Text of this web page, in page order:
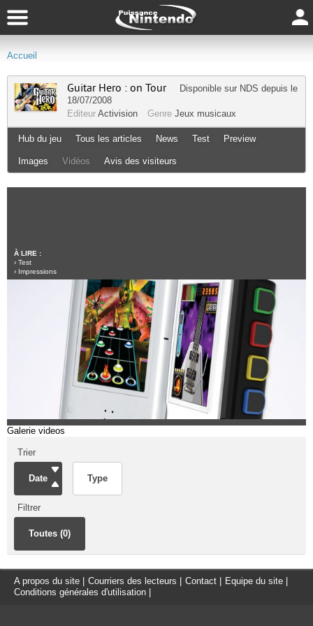
Accueil
Guitar Hero : on Tour Disponible sur NDS depuis le
18/07/2008
Editeur Activision Genre Jeux musicaux
Hub du jeu Tous les articles News Test Preview
Images Vidéos Avis des visiteurs
À LIRE :
› Test
› Impressions
Galerie videos
Trier
Date Type
Filtrer
Toutes (0)
A propos du site Courriers des lecteurs Contact Equipe du site
Conditions générales d'utilisation